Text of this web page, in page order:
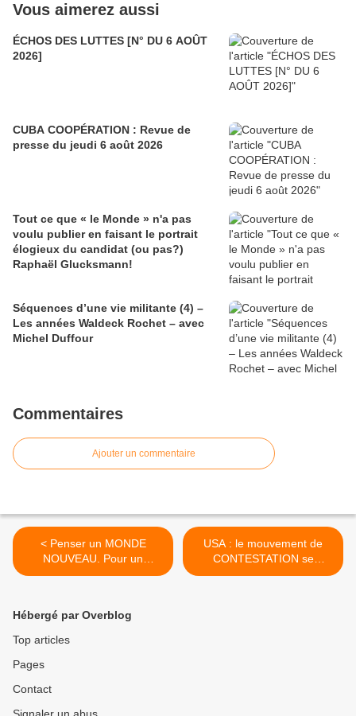
Vous aimerez aussi
ÉCHOS DES LUTTES [N° DU 6 AOÛT
2026]
CUBA COOPÉRATION : Revue de
presse du jeudi 6 août 2026
Tout ce que « le Monde » n'a pas
voulu publier en faisant le portrait
élogieux du candidat (ou pas?)
Raphaël Glucksmann!
Séquences d’une vie militante (4) –
Les années Waldeck Rochet – avec
Michel Duffour
Commentaires
Ajouter un commentaire
< Penser un MONDE
NOUVEAU. Pour un
printemps des
honoraire de Vénissieux.
USA : le mouvement de
CONTESTATION se
maintient et se renforce >
Hébergé par Overblog
Top articles
Pages
Contact